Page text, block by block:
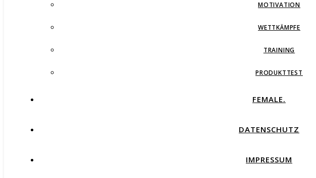
MOTIVATION
WETTKÄMPFE
TRAINING
PRODUKTTEST
FEMALE.
DATENSCHUTZ
IMPRESSUM